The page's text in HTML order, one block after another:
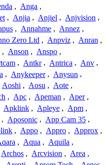
, Anga ,
, Anjia , Anjiel , Anjvision ,
, Annahme , Annez ,
Zero Ltd , Anpviz , Anran ,
, Anson , Anspo ,
, Antkr , Antrica , Anv ,
, Anykeeper , Anysun ,
Aoshi , Aosu , Aote ,
, Apc , Apeman , Aper ,
Apklink , Apleye , Apm ,
, Aposonic , App Cam 35 ,
, Appo , Appro , Approx ,
, Aqua , Aquila ,
Archos , Arcvision , Area ,